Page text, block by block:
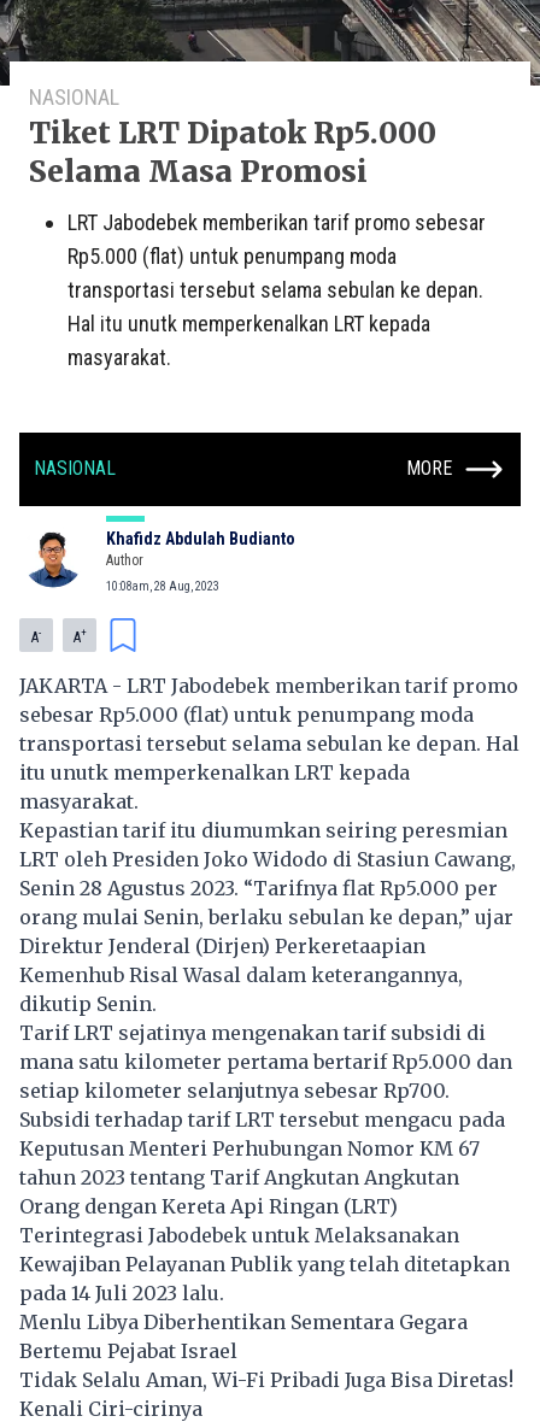
NASIONAL
Tiket LRT Dipatok Rp5.000
Selama Masa Promosi
LRT Jabodebek memberikan tarif promo sebesar
Rp5.000 (flat) untuk penumpang moda
transportasi tersebut selama sebulan ke depan.
Hal itu unutk memperkenalkan LRT kepada
masyarakat.
NASIONAL MORE
Khafidz Abdulah Budianto
Author
10:08am, 28 Aug, 2023
A- A+
JAKARTA - LRT Jabodebek memberikan tarif promo
sebesar Rp5.000 (flat) untuk penumpang moda
transportasi tersebut selama sebulan ke depan. Hal
itu unutk memperkenalkan LRT kepada
masyarakat.
Kepastian tarif itu diumumkan seiring peresmian
LRT oleh Presiden Joko Widodo di Stasiun Cawang,
Senin 28 Agustus 2023. “Tarifnya flat Rp5.000 per
orang mulai Senin, berlaku sebulan ke depan,” ujar
Direktur Jenderal (Dirjen) Perkeretaapian
Kemenhub Risal Wasal dalam keterangannya,
dikutip Senin.
Tarif LRT sejatinya mengenakan tarif subsidi di
mana satu kilometer pertama bertarif Rp5.000 dan
setiap kilometer selanjutnya sebesar Rp700.
Subsidi terhadap tarifLRT tersebut mengacu pada
Keputusan Menteri Perhubungan Nomor KM 67
tahun 2023 tentang Tarif Angkutan Angkutan
Orang dengan Kereta Api Ringan (LRT)
Terintegrasi Jabodebek untuk Melaksanakan
Kewajiban Pelayanan Publik yang telah ditetapkan
pada 14 Juli 2023 lalu.
Menlu Libya Diberhentikan Sementara Gegara
Bertemu Pejabat Israel
Tidak Selalu Aman, Wi-Fi Pribadi Juga Bisa Diretas!
Kenali Ciri-cirinya